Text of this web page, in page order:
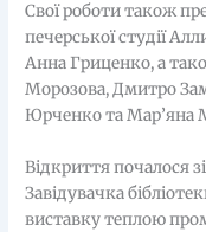
Свої роботи також
печерської студії
Анна Гриценко, а
Морозова, Дмитро
Юрченко та Мар’яна
Відкриття почалося
Завідувачка
виставку теплою